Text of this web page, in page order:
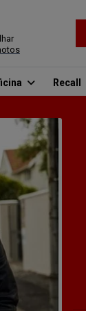
Recall